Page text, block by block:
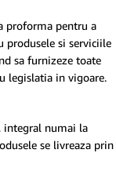
proforma pentru a
produsele si serviciile
sa furnizeze toate
legislatia in vigoare.
integral numai la
se livreaza prin